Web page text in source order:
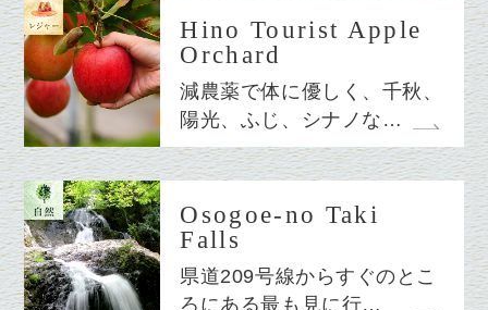
Hino Tourist Apple
Orchard
減農薬で体に優しく、千秋、
陽光、ふじ、シナノな…
Osogoe-no Taki
Falls
県道209号線からすぐのとこ
ろにある最も見に行…